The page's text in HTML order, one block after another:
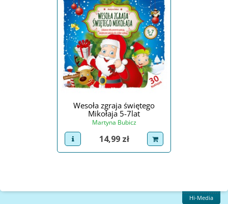
Wesoła zgraja świętego
Mikołaja 5-7lat
Martyna Bubicz
view product
Cena
14,99 zł dodaj do koszyka
Hi-Media